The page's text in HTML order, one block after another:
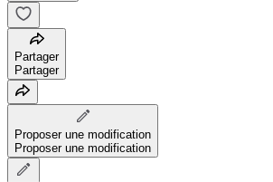
Partager
Partager
Proposer une modification
Proposer une modification